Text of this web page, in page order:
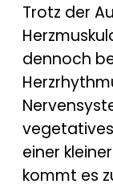
Trotz der
dennoch
einer
kommt es